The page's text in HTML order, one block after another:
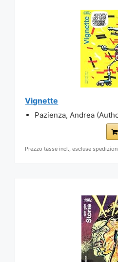
Vignette
Pazienza, Andrea
Prezzo tasse incl., escluse spedizioni